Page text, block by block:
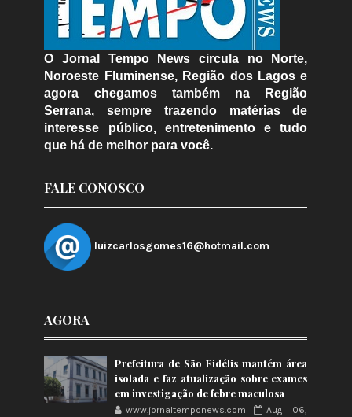
O Jornal Tempo News circula no Norte,
Noroeste Fluminense, Região dos Lagos e
agora chegamos também na Região
Serrana, sempre trazendo matérias de
interesse público, entretenimento e tudo
que há de melhor para você.
FALE CONOSCO
luizcarlosgomes16@hotmail.com
AGORA
Prefeitura de São Fidélis mantém área
isolada e faz atualização sobre exames
em investigação de febre maculosa
www.jornaltemponews.com
Aug 06,